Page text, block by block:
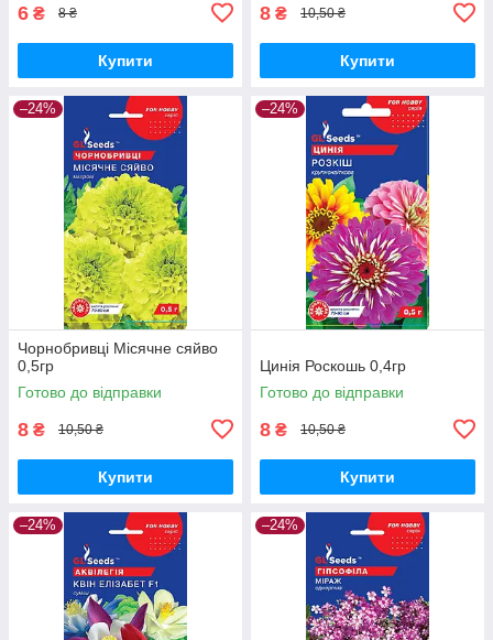
6 ₴ 8 ₴
Купити
8 ₴ 10,50 ₴
Купити
–24%
Чорнобривці Місячне сяйво
0,5гр
Готово до відправки
8 ₴ 10,50 ₴
Купити
–24%
Цинія Роскошь 0,4гр
Готово до відправки
8 ₴ 10,50 ₴
Купити
–24% –24%